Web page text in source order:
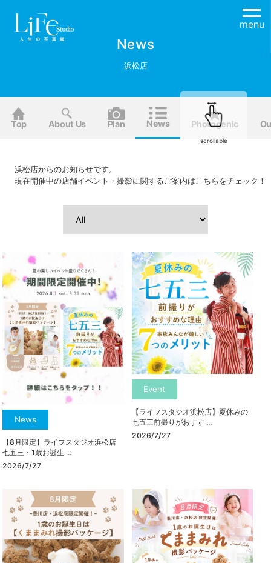
menu
News
浜松店
Top About Us Plan News Photogenic
scrollable
浜松店からのお知らせです。
現在開催中の店舗イベント・撮影に関するご案内はこちらをチェック！
News
【8月限定】ライフスタジオ浜松店
七五三・1歳お誕生 ...
2026/7/27
Event
【ライフスタジオ浜松店】夏休みの
七五三前撮りがおすす ...
2026/7/27